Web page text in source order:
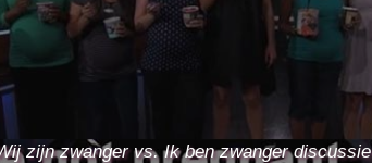
zijn zwanger vs. Ik ben zwanger discussie